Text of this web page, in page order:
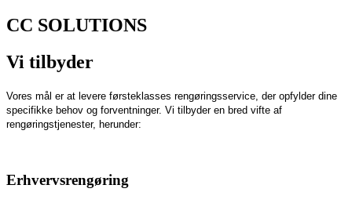
CC SOLUTIONS
Vi tilbyder
Vores mål er at levere førsteklasses rengøringsservice, der opfylder dine
specifikke behov og forventninger. Vi tilbyder en bred vifte af
rengøringstjenester, herunder:
Erhvervsrengøring